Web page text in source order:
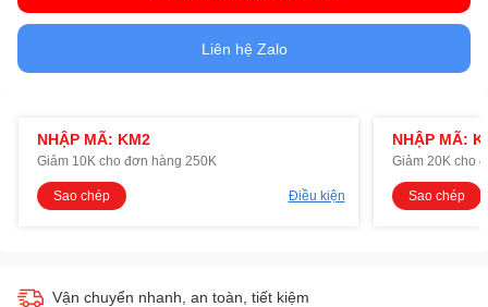
Liên hệ Zalo
NHẬP MÃ: KM2
Giảm 10K cho đơn hàng 250K
Sao chép Điều kiện
NHẬP MÃ:
Giảm 20K cho
Sao chép
Vận chuyển nhanh, an toàn, tiết kiệm